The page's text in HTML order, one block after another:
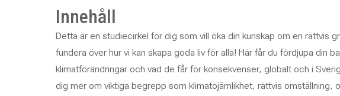
Innehåll
Detta är en studiecirkel för dig som vill öka din kunskap om en rättvis
fundera över hur vi kan skapa goda liv för alla! Här får du fördjupa din
klimatförändringar och vad de får för konsekvenser, globalt och i
dig mer om viktiga begrepp som klimatojämlikhet, rättvis omställning,